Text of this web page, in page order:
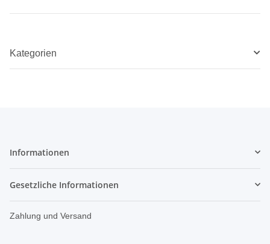
Kategorien
Informationen
Gesetzliche Informationen
Zahlung und Versand